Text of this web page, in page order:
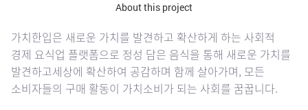
About this project
가치한입은 새로운 가치를 발견하고 확산하게 하는 사회적
경제 요식업 플랫폼으로 정성 담은 음식을 통해 새로운 가치를
발견하고세상에 확산하여 공감하며 함께 살아가며, 모든
소비자들의 구매 활동이 가치소비가 되는 사회를 꿈꿉니다.